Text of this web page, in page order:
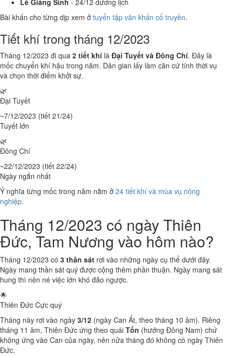
Lễ Giáng Sinh - 24/12 dương lịch
Bài khấn cho từng dịp xem ở tuyển tập văn khấn cổ truyền.
Tiết khí trong tháng 12/2023
Tháng 12/2023 đi qua 2 tiết khí là Đại Tuyết và Đông Chí. Đây là
mốc chuyển khí hậu trong năm. Dân gian lấy làm căn cứ tính thời vụ
và chọn thời điểm khởi sự.
🌿
Đại Tuyết
~7/12/2023 (tiết 21/24)
Tuyết lớn
🌿
Đông Chí
~22/12/2023 (tiết 22/24)
Ngày ngắn nhất
Ý nghĩa từng mốc trong năm nằm ở 24 tiết khí và mùa vụ nông
nghiệp.
Tháng 12/2023 có ngày Thiên
Đức, Tam Nương vào hôm nào?
Tháng 12/2023 có 3 thần sát rơi vào những ngày cụ thể dưới đây.
Ngày mang thần sát quý được cộng thêm phần thuận. Ngày mang sát
hung thì nên né việc lớn khó đảo ngược.
🌟
Thiên Đức Cực quý
Tháng này rơi vào ngày 3/12 (ngày Can Ất, theo tháng 10 âm). Riêng
tháng 11 âm, Thiên Đức ứng theo quái Tốn (hướng Đông Nam) chứ
không ứng vào Can của ngày, nên nửa tháng đó không có ngày Thiên
Đức.